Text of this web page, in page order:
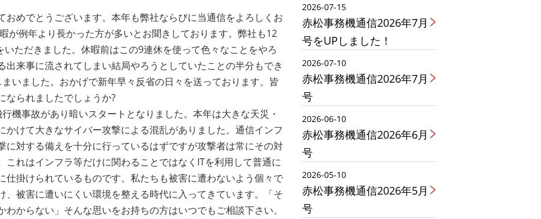
めでとうございます。本年も弊社ならびに当通信をよろしくお
が例年より⾧かった方が多いとお聞きしております。弊社も12
ただきました。休暇前はこの9連休を使って色々なことをやろ
出来事に流されてしまい結局やろうとしていたことの半分もでき
いました。おかげで新年早々反省の日々を送っております。皆
なられましたでしょうか?
機事故があり暗いスタートとなりました。本年は大きな天災・
かけて大きなサイバー攻撃による混乱がありました。通信インフ
に対する備えを十分に行っているはずですが攻撃者は常にその対
れはインフラ等だけに関わることではなくITを利用して普通に
仕掛けられているものです。私たちも被害に遭わないよう個々で
、被害に遭いにくい環境を整える時代に入ってきています。「そ
からない」そんな思いをお持ちの方はいつでもご相談下さい。
2026-07-15
赤松事務機通信2026年7月
号をUPしました！
2026-07-10
赤松事務機通信2026年7月
号
2026-06-10
赤松事務機通信2026年6月
号
2026-05-10
赤松事務機通信2026年5月
号